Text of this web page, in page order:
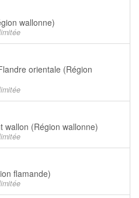
wallonne)
orientale (Région
wallon (Région wallonne)
flamande)